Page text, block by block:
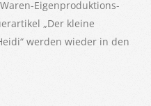
Eigenproduktions-
„Der kleine
werden wieder in den